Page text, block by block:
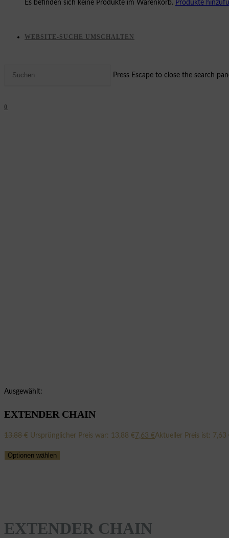
Es befinden sich keine Produkte im Warenkorb. Produkte
WEBSITE-SUCHE UMSCHALTEN
Press Escape to close the search
0
Ausgewählt:
EXTENDER CHAIN
13,88€ Ursprünglicher Preis war: 13,88 €7,63 €Aktueller Preis ist: 7,63
Optionen wählen
EXTENDER CHAIN